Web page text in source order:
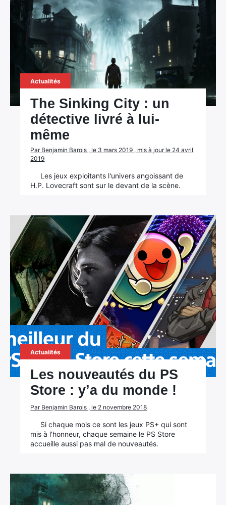
Actualités
The Sinking City : un
détective livré à lui-
même
Par Benjamin Barois , le 3 mars 2019 , mis à jour le 24 avril
2019
Les jeux exploitants l'univers angoissant de
H.P. Lovecraft sont sur le devant de la scène.
Actualités
Les nouveautés du PS
Store : y’a du monde !
Par Benjamin Barois , le 2 novembre 2018
Si chaque mois ce sont les jeux PS+ qui sont
mis à l'honneur, chaque semaine le PS Store
accueille aussi pas mal de nouveautés.
×
Rechercher